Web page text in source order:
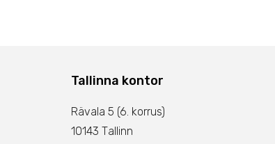
Tallinna kontor
Rävala 5 (6. korrus)
10143 Тallinn